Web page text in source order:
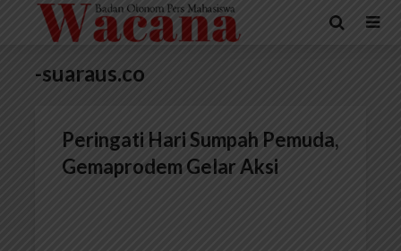
-suaraus.co
Peringati Hari Sumpah Pemuda,
Gemaprodem Gelar Aksi